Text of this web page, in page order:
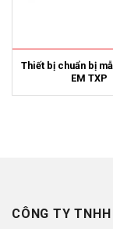
Thiết bị chuẩn bị
EM TXP
CÔNG TY